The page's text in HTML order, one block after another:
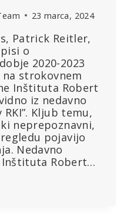
23 marca, 2024
Patrick Reitler,
o
2020-2023
strokovnem
Inštituta Robert
iz nedavno
Kljub temu,
neprepoznavni,
pojavijo
Nedavno
Robert…